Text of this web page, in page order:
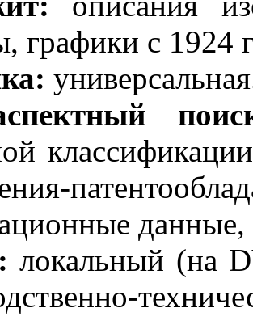
графики с 1924
локальный (на